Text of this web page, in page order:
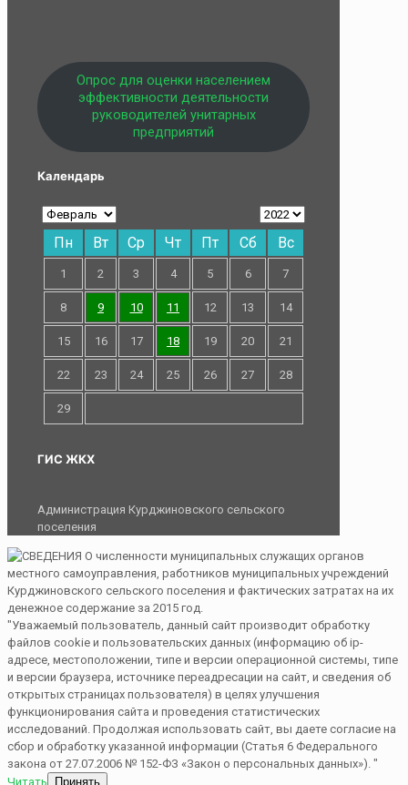
Опрос для оценки населением
эффективности деятельности
руководителей унитарных
предприятий
Календарь
Пн Вт Ср Чт Пт Сб Вс
1 2 3 4 5 6 7
8 9 10 11 12 13 14
15 16 17 18 19 20 21
22 23 24 25 26 27 28
29
ГИС ЖКХ
Администрация Курджиновского сельского
поселения
"Уважаемый пользователь, данный сайт производит обработку
файлов cookie и пользовательских данных (информацию об ip-
адресе, местоположении, типе и версии операционной системы, типе
и версии браузера, источнике переадресации на сайт, и сведения об
открытых страницах пользователя) в целях улучшения
функционирования сайта и проведения статистических
исследований. Продолжая использовать сайт, вы даете согласие на
сбор и обработку указанной информации (Статья 6 Федерального
закона от 27.07.2006 № 152-ФЗ «Закон о персональных данных»). "
Читать
Принять